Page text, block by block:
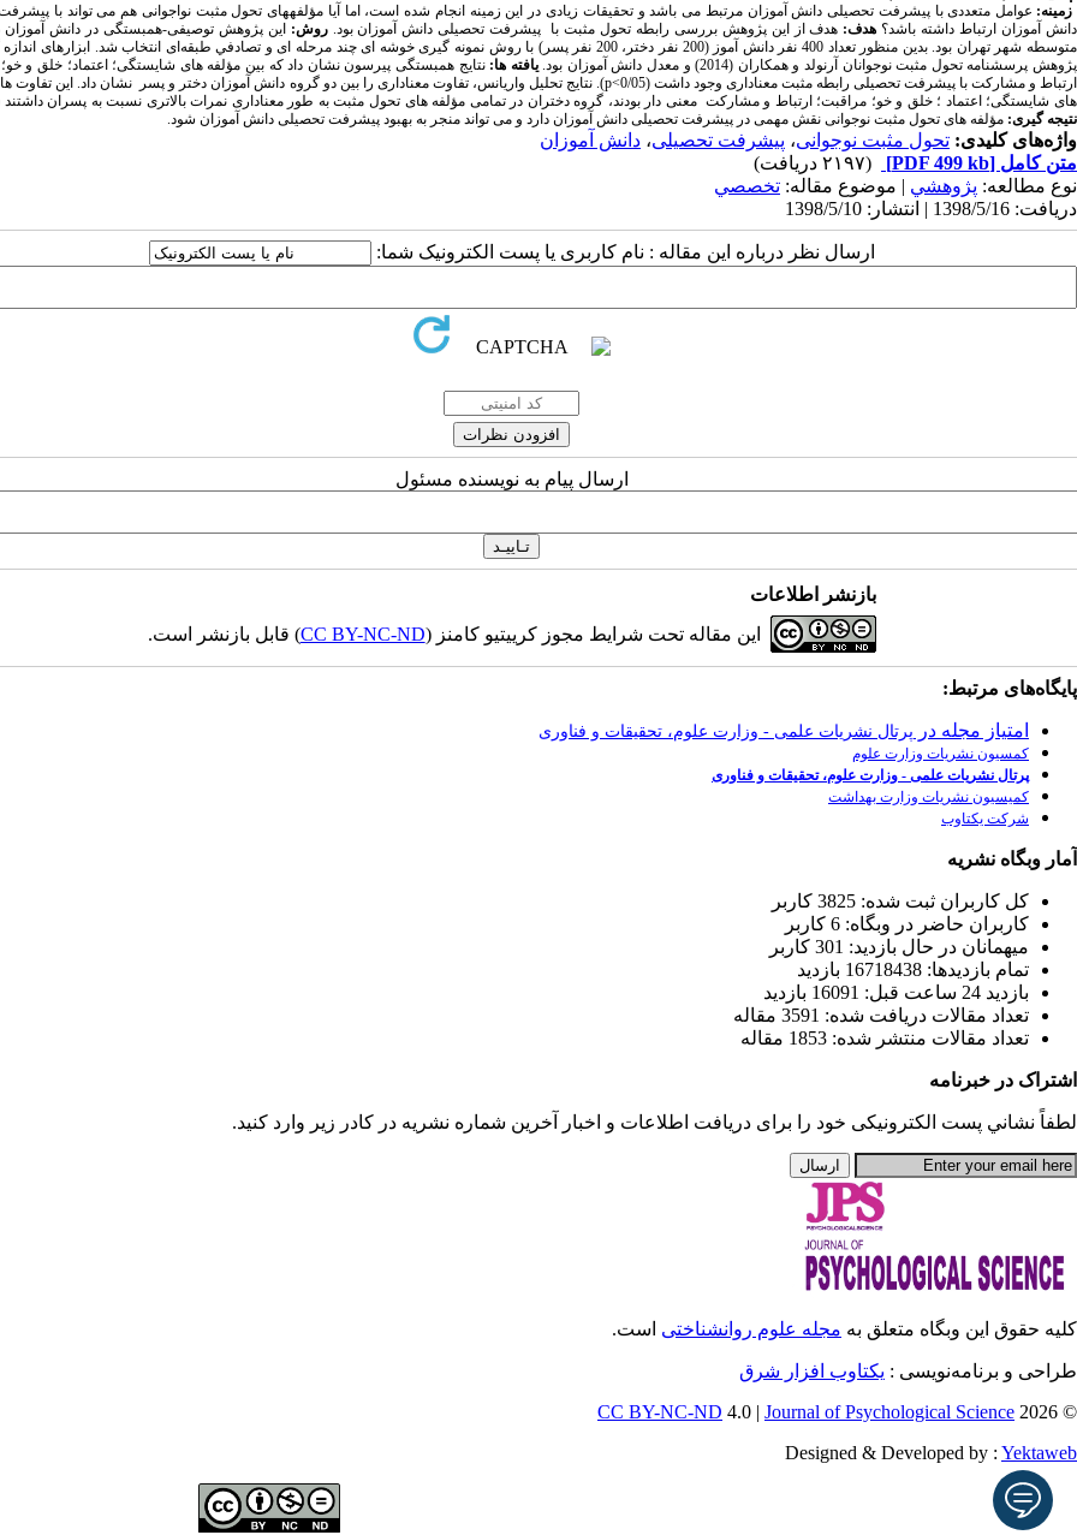
زمینه: عوامل متعددی با پیشرفت تحصیلی دانش­ آموزان مرتبط می­ باشد و تحقیقات زیادی در این زمینه انجام شده است، اما آیا مؤلفه­های تحول مثبت نواجوانی هم می ­تواند با
دانش ­آموزان ارتباط داشته باشد؟ هدف: هدف از این پژوهش بررسی رابطه تحول مثبت با پیشرفت تحصیلی دانش ­آموزان بود.روش: این پژوهش توصیفی-همبستگی در دانش ­آموزان
متوسطه شهر تهران بود. بدین منظور تعداد 400 ﻧﻔﺮ دانش ­آموز (200 نفر دختر، 200 نفر پسر) با روش نمونه­ گیری خوشه ­ای چند مرحله­ ای و ﺗﺼﺎدﻓﻲ ﻃﺒﻘﻪای انتخاب شد. ابزارهای
پژوهش پرسشنامه تحول مثبت نوجوانان آرنولد و همکاران (2014) و معدل دانش­ آموزان بود.
یافته ­ها:نتایج همبستگی پیرسون نشان داد که بین مؤلفههای شایستگی؛ اعتماد؛ خلق و
ارتباط و مشارکت با پیشرفت تحصیلی رابطه مثبت معناداری وجود داشت (0/05
p<). نتایج تحلیل واریانس، تفاوت معناداری را بین دو گروه دانش­ آموزان دختر و پسر نشان داد. این تفاوت
های شایستگی؛ اعتماد ؛ خلق و خو؛ مراقبت؛ ارتباط و مشارکت معنی ­دار بودند، گروه دختران در تمامی مؤلفه ­های تحول مثبت به طور معناداری نمرات بالاتری نسبت به پسران داشتند (0/
نتیجه­ گیری: مؤلفه­ های تحول مثبت نوجوانی نقش مهمی در پیشرفت تحصیلی دانش ­آموزان دارد و می ­تواند منجر به بهبود پیشرفت تحصیلی دانش ­آموزان شود.
واژه‌های کلیدی: تحول مثبت نوجوانی، پیشرفت تحصیلی، دانش آموزان
متن کامل [PDF 499 kb]
(۲۱۹۷ دریافت)
نوع مطالعه: پژوهشي | موضوع مقاله: تخصصي
دریافت: 1398/5/16 | انتشار: 1398/5/10
ارسال نظر درباره این مقاله : نام کاربری یا پست الکترونیک شما:
ارسال پیام به نویسنده مسئول
بازنشر اطلاعات
این مقاله تحت شرایط مجوز کرییتیو کامنز (CC BY-NC-ND) قابل بازنشر است.
پایگاه‌های مرتبط:
امتیاز مجله در پرتال نشریات علمی - وزارت علوم، تحقیقات و فناوری
کمسیون نشریات وزارت علوم
پرتال نشریات علمی - وزارت علوم، تحقیقات و فناوری
کمیسیون نشریات وزارت بهداشت
شرکت یکتاوب
آمار وبگاه نشریه
كل کاربران ثبت شده: 3825 کاربر
کاربران حاضر در وبگاه: 6 کاربر
ميهمانان در حال بازديد: 301 کاربر
تمام بازديد‌ها: 16718438 بازدید
بازديد 24 ساعت قبل: 16091 بازدید
تعداد مقالات دریافت شده: 3591 مقاله
تعداد مقالات منتشر شده: 1853 مقاله
اشتراک در خبرنامه
لطفاً نشاني پست الكترونيكی خود را برای دريافت اطلاعات و اخبار آخرین شماره نشریه در كادر زير وارد كنيد.
کلیه حقوق این وبگاه متعلق به مجله علوم روانشناختی است.
طراحی و برنامه‌نویسی : یکتاوب افزار شرق
© 2026
CC BY-NC-ND 4.0 | Journal of Psychological Science
Designed & Developed by : Yektaweb